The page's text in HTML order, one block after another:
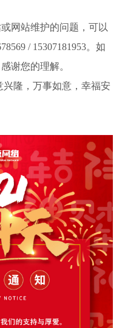
或网站维护的问题，可以
/ 15307181953。如
谢您的理解。
隆，万事如意，幸福安